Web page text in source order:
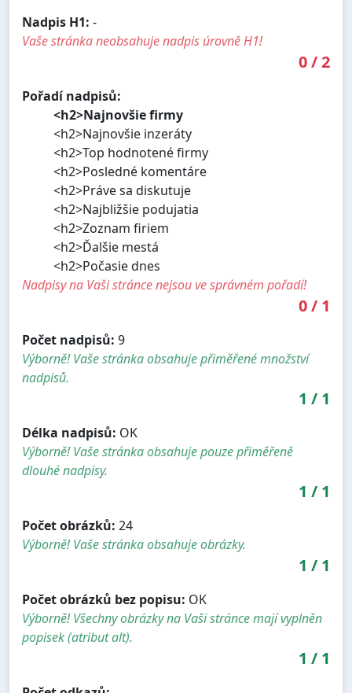
Nadpis H1: -
Vaše stránka neobsahuje nadpis úrovně H1!
0/2
Pořadí nadpisů:
<h2>Najnovšie firmy
<h2>Najnovšie inzeráty
<h2>Top hodnotené firmy
<h2>Posledné komentáre
<h2>Práve sa diskutuje
<h2>Najbližšie podujatia
<h2>Zoznam firiem
<h2>Ďalšie mestá
<h2>Počasie dnes
Nadpisy na Vaši stránce nejsou ve správném pořadí!
0/ 1
Počet nadpisů: 9
Výborně! Vaše stránka obsahuje přiměřené množství
nadpisů.
1 / 1
Délka nadpisů: OK
Výborně! Vaše stránka obsahuje pouze přiměřeně
dlouhé nadpisy.
1 / 1
Počet obrázků: 24
Výborně! Vaše stránka obsahuje obrázky.
1 / 1
Počet obrázků bez popisu: OK
Výborně! Všechny obrázky na Vaši stránce mají vyplněn
popisek (atribut alt).
1 / 1